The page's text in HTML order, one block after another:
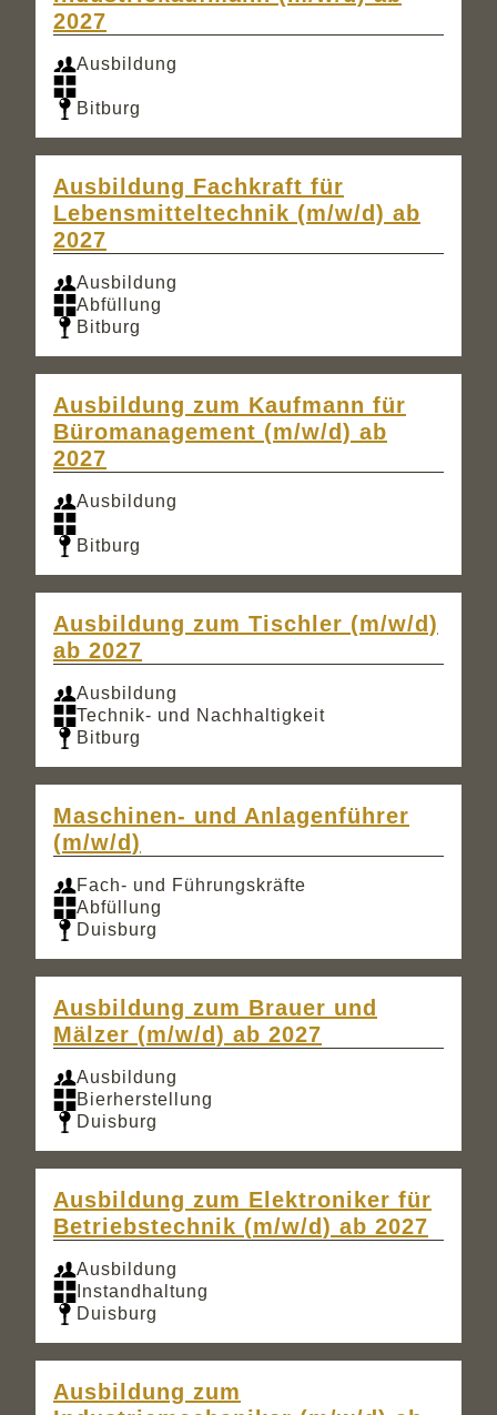
2027
Ausbildung
Bitburg
Ausbildung Fachkraft für
Lebensmitteltechnik (m/w/d) ab
2027
Ausbildung
Abfüllung
Bitburg
Ausbildung zum Kaufmann für
Büromanagement (m/w/d) ab
2027
Ausbildung
Bitburg
Ausbildung zum Tischler (m/w/d)
ab 2027
Ausbildung
Technik- und Nachhaltigkeit
Bitburg
Maschinen- und Anlagenführer
(m/w/d)
Fach- und Führungskräfte
Abfüllung
Duisburg
Ausbildung zum Brauer und
Mälzer (m/w/d) ab 2027
Ausbildung
Bierherstellung
Duisburg
Ausbildung zum Elektroniker für
Betriebstechnik (m/w/d) ab 2027
Ausbildung
Instandhaltung
Duisburg
Ausbildung zum